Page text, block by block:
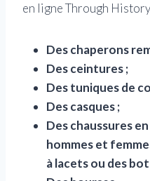
en ligne Through
Des chaperons
Des ceintures ;
Des tuniques de
Des casques ;
Des chaussures
hommes et
à lacets ou des